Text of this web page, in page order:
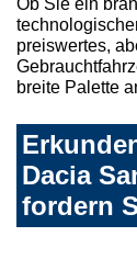
Ob Sie ein
preiswertes,
breite Palette
Dacia
fordern